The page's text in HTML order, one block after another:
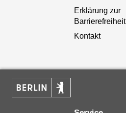
Erklärung zur
Barrierefreiheit
Kontakt